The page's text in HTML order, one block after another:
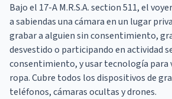
Bajo el 17-A M.R.S.A. section 511, el
a sabiendas una cámara en un lugar
grabar a alguien sin consentimiento,
desvestido o participando en actividad
consentimiento, y usar tecnología para
ropa. Cubre todos los dispositivos de
teléfonos, cámaras ocultas y drones.